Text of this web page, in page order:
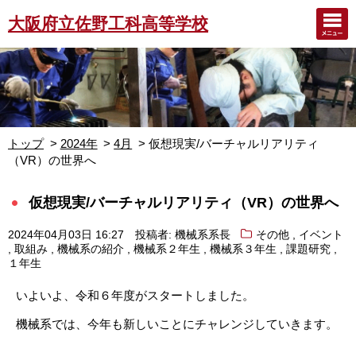
大阪府立佐野工科高等学校
トップ 2024年 4月
仮想現実/バーチャルリアリティ
（VR）の世界へ
仮想現実/バーチャルリアリティ（VR）の世界へ
2024年04月03日 16:27 投稿者: 機械系系長 その他
イベント
取組み 機械系の紹介 機械系２年生 機械系３年生 課題研究
１年生
いよいよ、令和６年度がスタートしました。
機械系では、今年も新しいことにチャレンジしていきます。